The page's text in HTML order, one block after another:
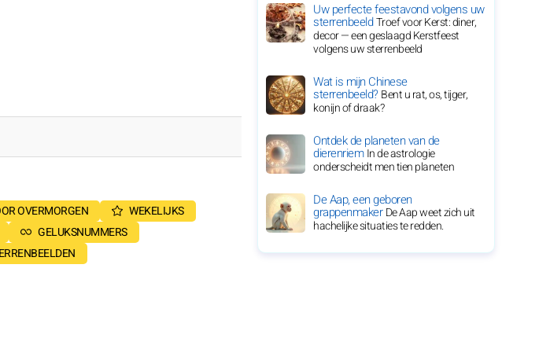
OVERMORGEN
WEKELIJKS
GELUKSNUMMERS
Uw perfecte feestavond volgens uw
sterrenbeeldTroef voor Kerst: diner,
decor — een geslaagd Kerstfeest
volgens uw sterrenbeeld
Wat is mijn Chinese
sterrenbeeld?Bent u rat, os, tijger,
konijn of draak?
Ontdek de planeten van de
dierenriemIn de astrologie
onderscheidt men tien planeten
De Aap, een geboren
grappenmakerDe Aap weet zich uit
hachelijke situaties te redden.